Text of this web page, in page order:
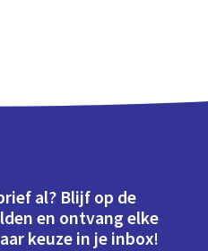
al? Blijf op de
en ontvang elke
keuze in je inbox!